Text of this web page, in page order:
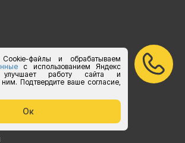
файлы и обрабатываем
с использованием Яндекс
работу сайта и
Подтвердите ваше согласие,
Ок